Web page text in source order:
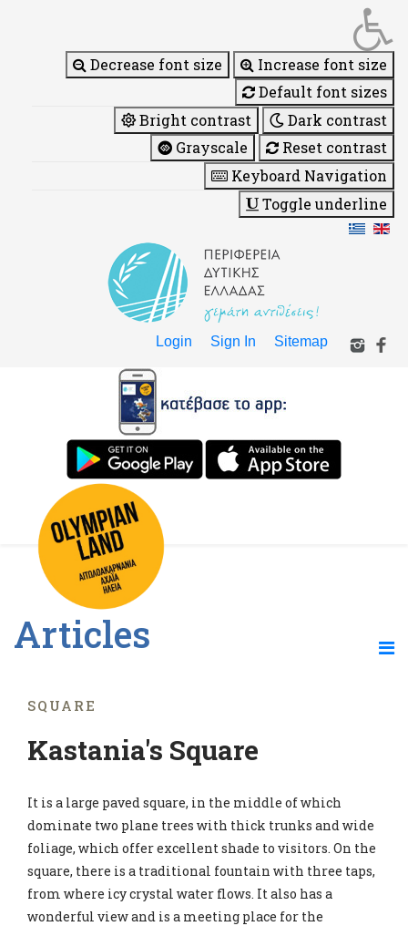
Decrease font size
Increase font size
Default font sizes
Bright contrast
Dark contrast
Grayscale
Reset contrast
Keyboard Navigation
Toggle underline
Login Sign In Sitemap
Articles
SQUARE
Kastania's Square
It is a large paved square, in the middle of which
dominate two plane trees with thick trunks and wide
foliage, which offer excellent shade to visitors. On the
square, there is a traditional fountain with three taps,
from where icy crystal water flows. It also has a
wonderful view and is a meeting place for the